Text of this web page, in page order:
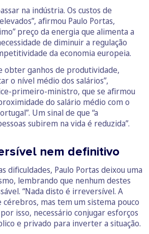
na indústria. Os custos de
afirmou Paulo Portas,
preço da energia que alimenta a
de diminuir a regulação
da economia europeia.
obter ganhos de produtividade,
o nível médio dos salários”,
primeiro-ministro, que se afirmou
do salário médio com o
Um sinal de que “a
subirem na vida é reduzida”.
nem definitivo
dificuldades, Paulo Portas deixou uma
lembrando que nenhum destes
“Nada disto é irreversível. A
mas tem um sistema pouco
isso, necessário conjugar esforços
e privado para inverter a situação.